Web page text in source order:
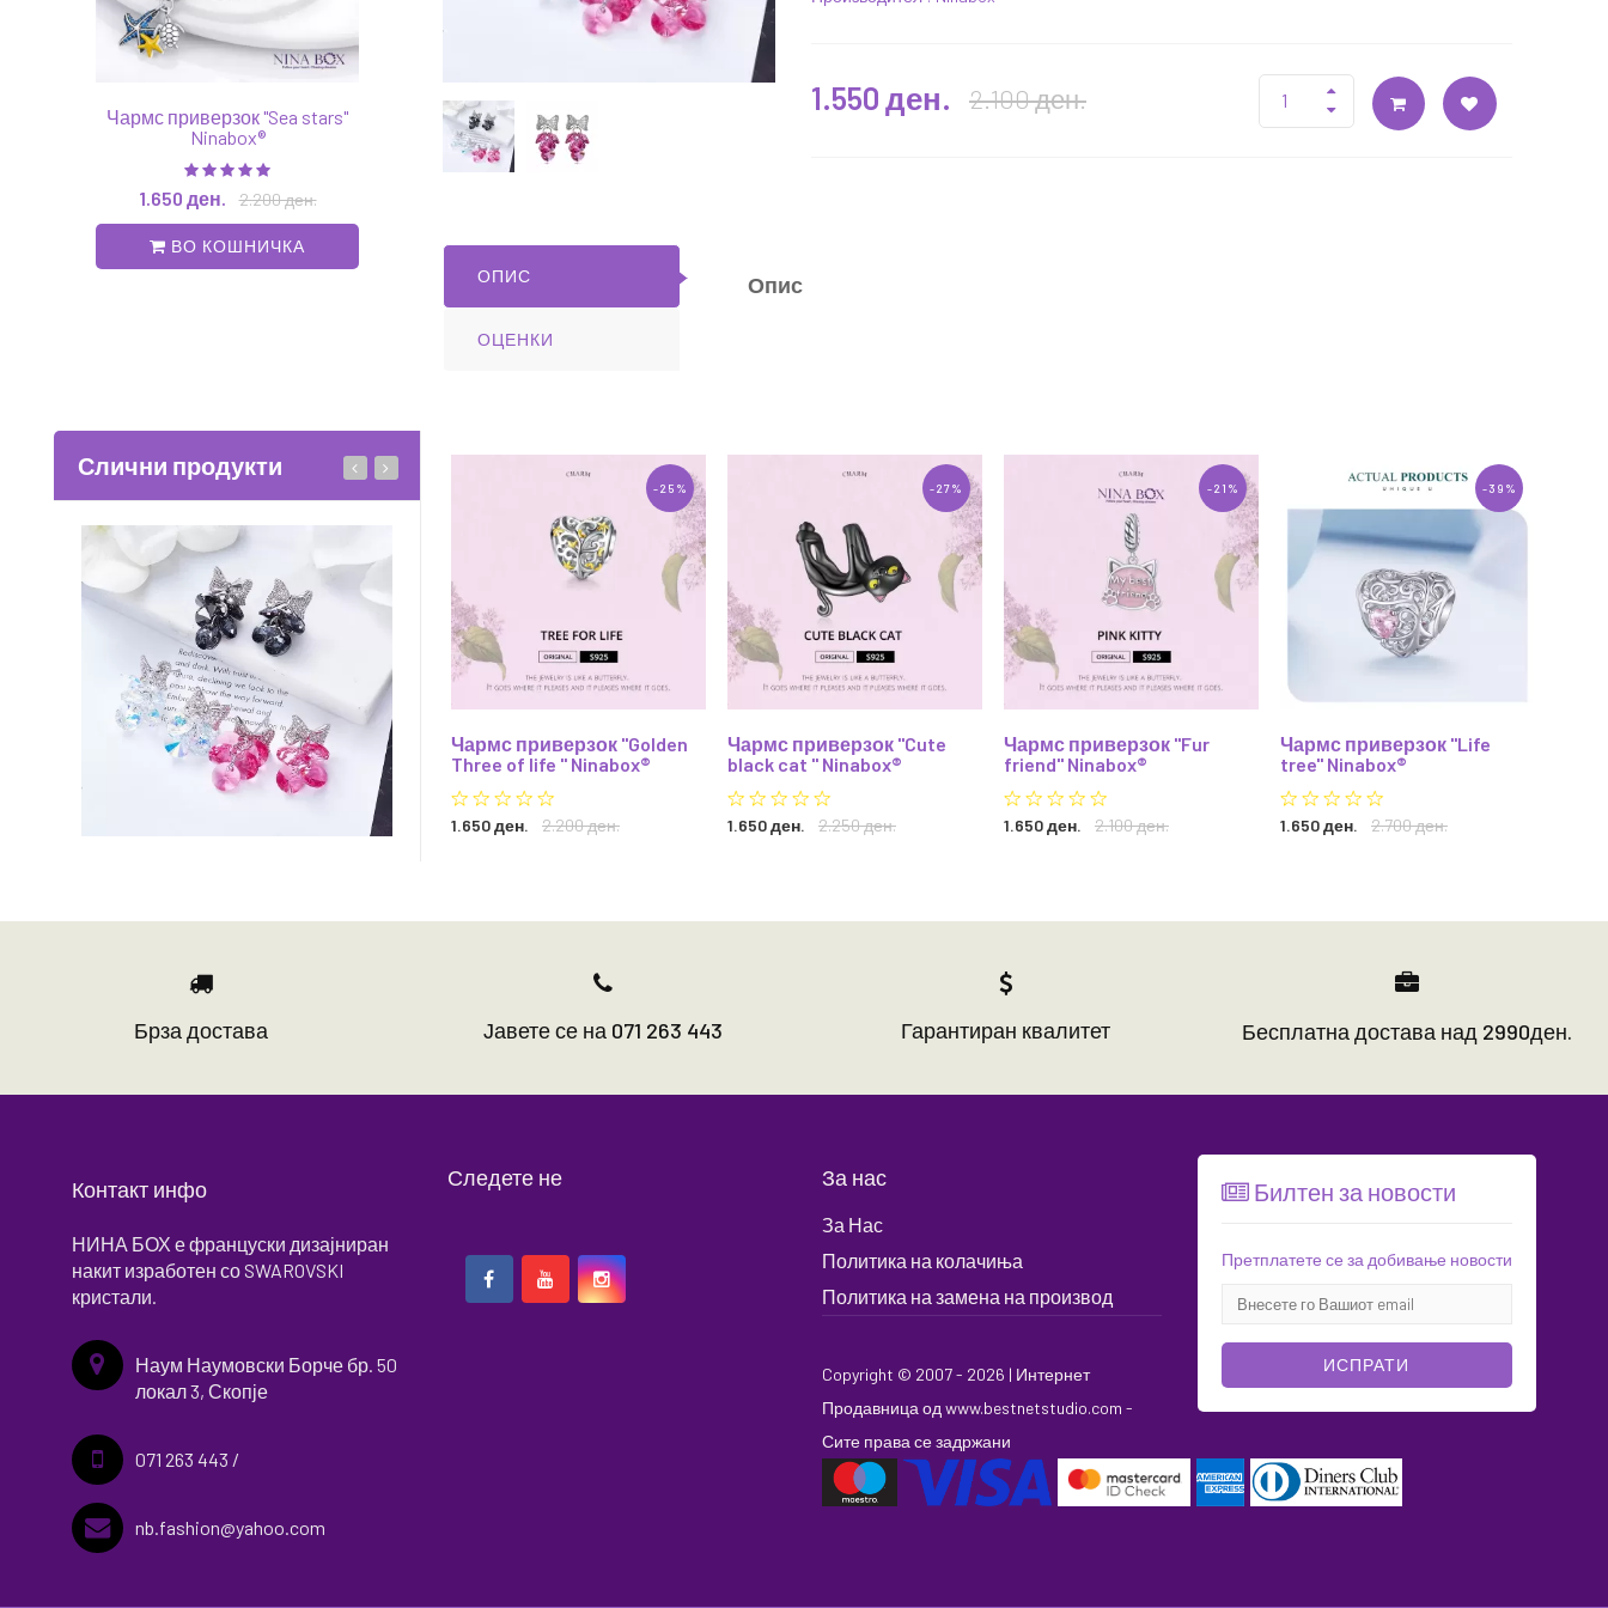
Чармс приверзок "Sea stars"
Ninabox®
1.650 ден. 2.200 ден.
ВО КОШНИЧКА
Обетки "Butterfly" Ninabox®
2.650 ден.
Обетки "Shining star" Ninabox®
1.550 ден. 2.100 ден.
ОПИС
ОЦЕНКИ
Опис
Слични продукти
-25%
Чармс приверзок "Golden
Three of life " Ninabox®
1.650 ден. 2.200 ден.
-27%
Чармс приверзок "Cute
black cat " Ninabox®
1.650 ден. 2.250 ден.
-21%
Чармс приверзок "Fur
friend" Ninabox®
1.650 ден. 2.100 ден.
-39%
Чармс приверзок "Life
tree" Ninabox®
1.650 ден. 2.700 ден.
Брза достава Јавете се на 071 263 443 Гарантиран квалитет Бесплатна достава над 2990ден.
Контакт инфо
НИНА БОХ е француски дизајниран
накит изработен со SWAROVSKI
кристали.
Наум Наумовски Борче бр. 50
локал 3, Скопје
071 263 443 /
nb.fashion@yahoo.com
Следете не За нас
За Нас
Политика на колачиња
Политика на замена на производ
Copyright © 2007 - 2026 | Интернет
Продавница од www.bestnetstudio.com -
Сите права се задржани
Билтен за новости
Претплатете се за добивање новости
ИСПРАТИ